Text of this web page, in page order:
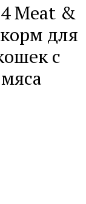
Meat &
для
с